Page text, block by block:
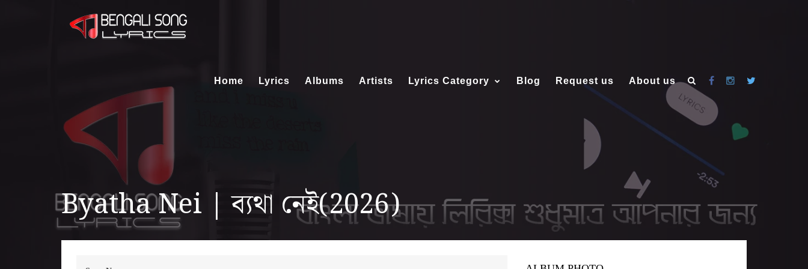
Home Lyrics Albums Artists Lyrics Category Blog Request us About us
Byatha Nei | ব্যথা নেই(2026)